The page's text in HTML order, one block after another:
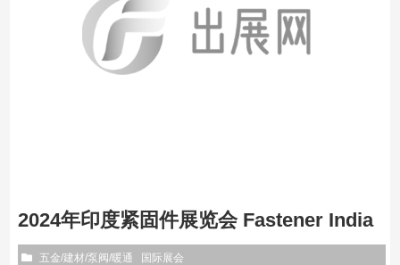
2024年印度紧固件展览会 Fastener India
五金/建材/泵阀/暖通 国际展会